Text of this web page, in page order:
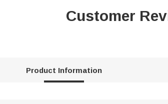
Customer
Product Information